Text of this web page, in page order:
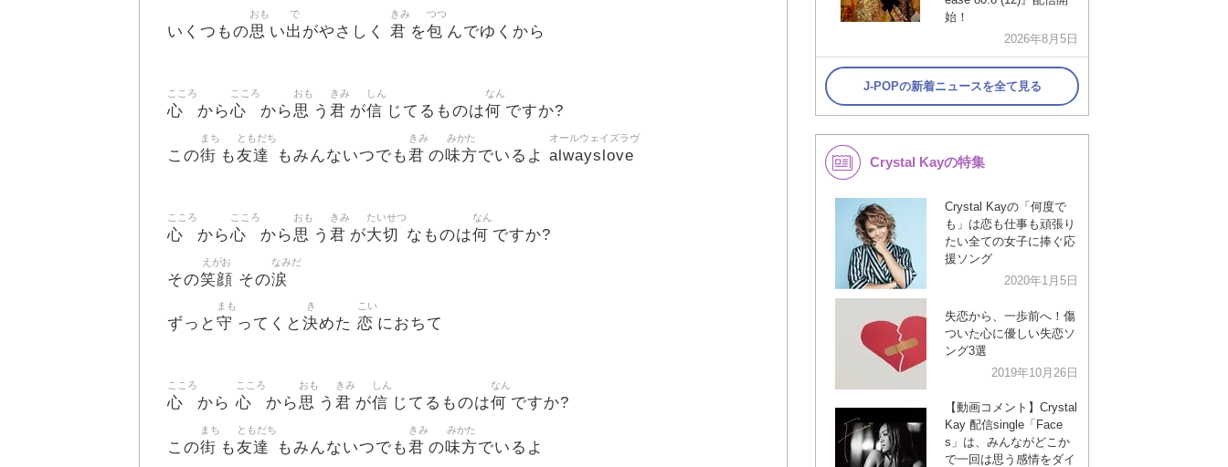
いくつもの思
おも
い出
で
がやさしく 君
きみ
を包
つつ
んでゆくから
心
こころ
から心
こころ
から思
おも
う 君
きみ
が信
しん
じてるものは何
なん
ですか?
この街
まち
も友達
ともだち
もみんないつでも君
きみ
の味方
みかた
でいるよ alwayslove
オールウェイズラヴ
心
こころ
から心
こころ
から思
おも
う 君
きみ
が大切
たいせつ
なものは何
なん
ですか?
その笑顔
えがお
その涙
なみだ
ずっと 守
まも
ってくと 決
き
めた 恋
こい
におちて
心
こころ
から 心
こころ
から思
おも
う 君
きみ
が信
しん
じてるものは何
なん
ですか?
この街
まち
も友達
ともだち
もみんないつでも君
きみ
の味方
みかた
でいるよ
始！
2026年8月5日
J-POPの新着ニュースを全て見る
Crystal Kayの特集
Crystal Kayの「何度で
も」は恋も仕事も頑張り
たい全ての女子に捧ぐ応
援ソング
2020年1月5日
失恋から、一歩前へ！傷
ついた心に優しい失恋ソ
ング3選
2019年10月26日
【動画コメント】Crystal
Kay 配信single「Face
s」は、みんながどこか
で一回は思う感情をダイ